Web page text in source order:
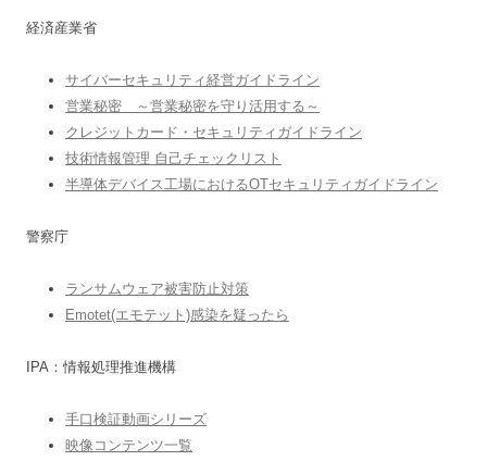
経済産業省
サイバーセキュリティ経営ガイドライン
営業秘密 ～営業秘密を守り活用する～
クレジットカード・セキュリティガイドライン
技術情報管理 自己チェックリスト
半導体デバイス工場におけるOTセキュリティガイドライン
警察庁
ランサムウェア被害防止対策
Emotet(エモテット)感染を疑ったら
IPA：情報処理推進機構
手口検証動画シリーズ
映像コンテンツ一覧